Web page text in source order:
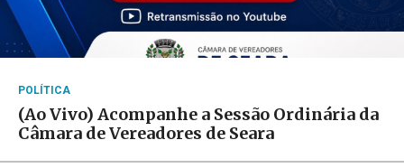
POLÍTICA
(Ao Vivo) Acompanhe a Sessão Ordinária da
Câmara de Vereadores de Seara